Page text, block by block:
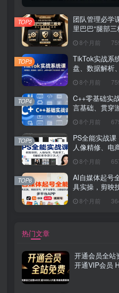
团队管理必学
里巴巴“腿部三
8个月前
TOP2
TikTok实战系
盘、数据解析
（更新）
8个月前
TOP3
C++零基础实
言基础、贯穿
薪15K+岗位
8个月前
TOP4
PS全能实战课
人像精修、电
8个月前
TOP5
AI自媒体起号
具实操，剪映
8个月前
TOP6
热门文章
开通会员全站
开通VIP会员